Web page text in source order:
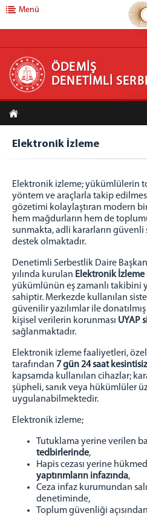
ÖDEMİŞ DENETİMLİ
DENETİMLİ SERBESTLİK
FAALİYETLERİMİZ
Kamu Yararına Çalışma
Adalet Ormanları
Koruma Kurulu
Kendi İşini Kurma
İyileştirme Çalışmaları
Bağımlılıkla Mücadele
Çocuk Hizmetleri
Manevi Rehberlik
PROJELER
Genel Bilgi
GÖNÜLLÜ OL
Personelimiz İletişim
Menü
ÖDEMİŞ
DENETİMLİ
Elektronik İzleme
Elektronik izleme; yükümlülerin
yöntem ve araçlarla takip
gözetimi kolaylaştıran modern
hem mağdurların hem de
sunmakta, adli kararların
destek olmaktadır.
Denetimli Serbestlik Daire
yılında kurulan Elektronik İzleme
yükümlünün eş zamanlı takibini
sahiptir. Merkezde kullanılan
güvenilir yazılımlar ile
kişisel verilerin korunması UYAP
sağlanmaktadır.
Elektronik izleme faaliyetleri,
tarafından 7 gün 24 saat kesintisiz
kapsamda kullanılan cihazlar;
şüpheli, sanık veya hükümlüler
uygulanabilmektedir.
Elektronik izleme;
Tutuklama yerine verilen
tedbirlerinde,
Hapis cezası yerine
yaptırımların infazında,
Ceza infaz kurumundan
denetiminde,
Toplum güvenliği